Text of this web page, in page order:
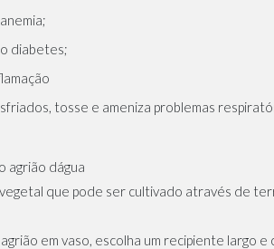
diabetes;
tosse e ameniza problemas
agrião dágua
que pode ser cultivado através de
em vaso, escolha um recipiente largo